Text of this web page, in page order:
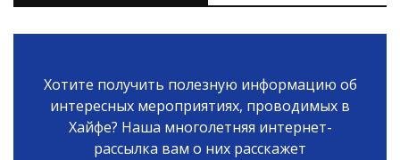
Хотите получить полезную информацию об
интересных мероприятиях, проводимых в
Хайфе? Наша многолетняя интернет-
рассылка вам о них расскажет